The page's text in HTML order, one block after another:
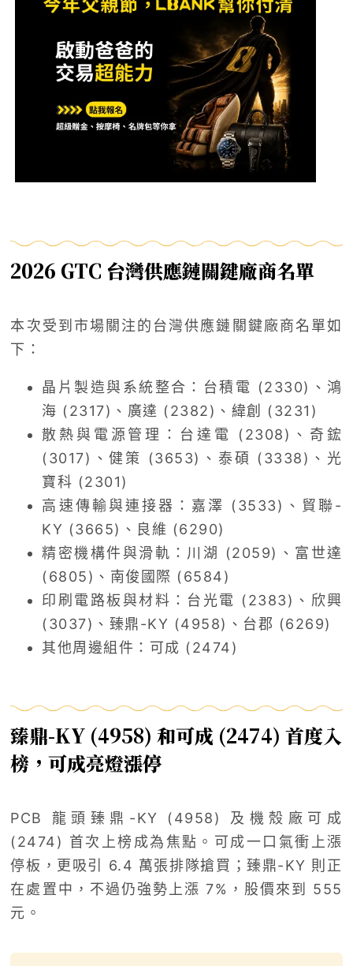
2026 GTC 台灣供應鏈關鍵廠商名單
本次受到市場關注的台灣供應鏈關鍵廠商名單如
下：
晶片製造與系統整合：台積電 (2330)、鴻
海 (2317)、廣達 (2382)、緯創 (3231)
散熱與電源管理：台達電 (2308)、奇鋐
(3017)、健策 (3653)、泰碩 (3338)、光
寶科 (2301)
高速傳輸與連接器：嘉澤 (3533)、貿聯-
KY (3665)、良維 (6290)
精密機構件與滑軌：川湖 (2059)、富世達
(6805)、南俊國際 (6584)
印刷電路板與材料：台光電 (2383)、欣興
(3037)、臻鼎-KY (4958)、台郡 (6269)
其他周邊組件：可成 (2474)
臻鼎-KY (4958) 和可成 (2474) 首度入
榜，可成亮燈漲停
PCB 龍頭臻鼎-KY (4958) 及機殼廠可成
(2474) 首次上榜成為焦點。可成一口氣衝上漲
停板，更吸引 6.4 萬張排隊搶買；臻鼎-KY 則正
在處置中，不過仍強勢上漲 7%，股價來到 555
元。